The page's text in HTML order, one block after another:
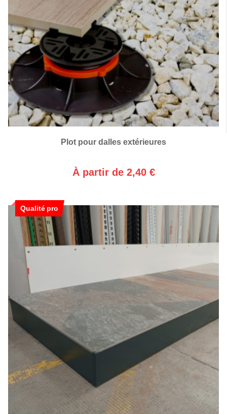
Plot pour dalles extérieures
À partir de 2,40 €
Qualité pro